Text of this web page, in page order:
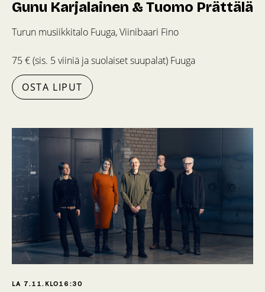
Gunu Karjalainen & Tuomo Prättälä
Turun musiikkitalo Fuuga, Viinibaari Fino
75 € (sis. 5 viiniä ja suolaiset suupalat) Fuuga
OSTA LIPUT
LA 7.11. KLO16:30